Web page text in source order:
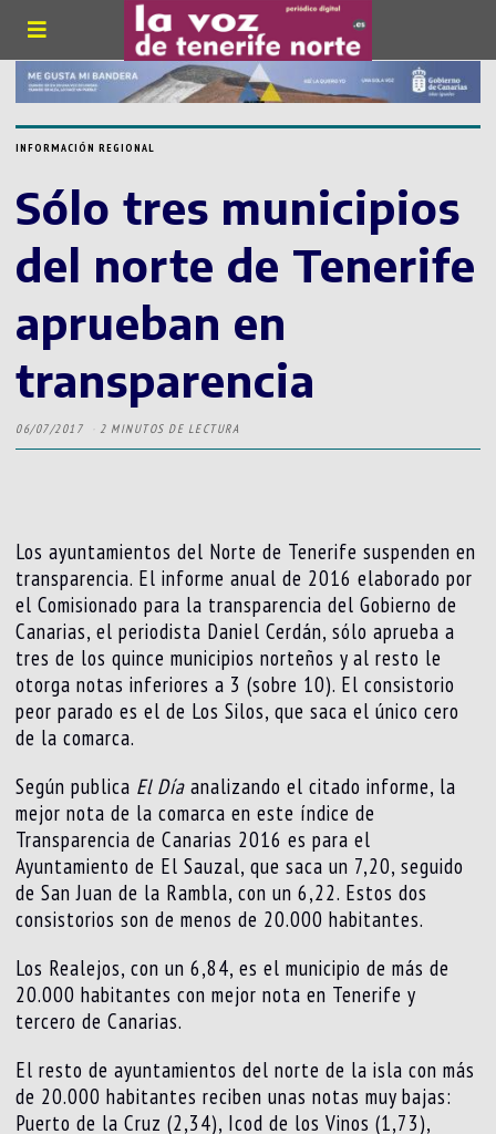
INFORMACIÓN REGIONAL
Sólo tres municipios
del norte de Tenerife
aprueban en
transparencia
06/07/2017 2 MINUTOS DE LECTURA
Los ayuntamientos del Norte de Tenerife suspenden en
transparencia. El informe anual de 2016 elaborado por
el Comisionado para la transparencia del Gobierno de
Canarias, el periodista Daniel Cerdán, sólo aprueba a
tres de los quince municipios norteños y al resto le
otorga notas inferiores a 3 (sobre 10). El consistorio
peor parado es el de Los Silos, que saca el único cero
de la comarca.
Según publica El Día analizando el citado informe, la
mejor nota de la comarca en este índice de
Transparencia de Canarias 2016 es para el
Ayuntamiento de El Sauzal, que saca un 7,20, seguido
de San Juan de la Rambla, con un 6,22. Estos dos
consistorios son de menos de 20.000 habitantes.
Los Realejos, con un 6,84, es el municipio de más de
20.000 habitantes con mejor nota en Tenerife y
tercero de Canarias.
El resto de ayuntamientos del norte de la isla con más
de 20.000 habitantes reciben unas notas muy bajas:
Puerto de la Cruz (2,34), Icod de los Vinos (1,73),